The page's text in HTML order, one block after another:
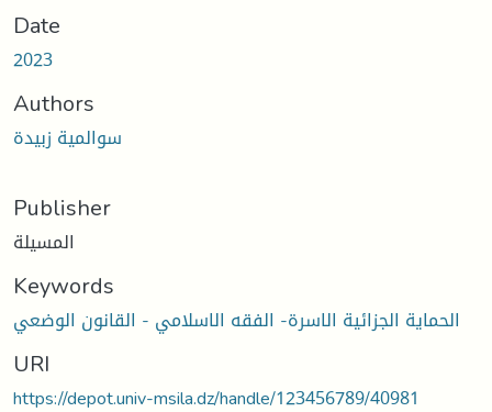
Date
2023
Authors
سوالمية زبيدة
Publisher
المسيلة
Keywords
الحماية الجزائية الاسرة- الفقه الاسلامي - القانون الوضعي
URI
https://depot.univ-msila.dz/handle/123456789/40981